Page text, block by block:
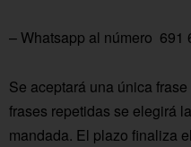
– Whatsapp al número 691
Se aceptará una única
frases repetidas se elegirá
mandada. El plazo finaliza